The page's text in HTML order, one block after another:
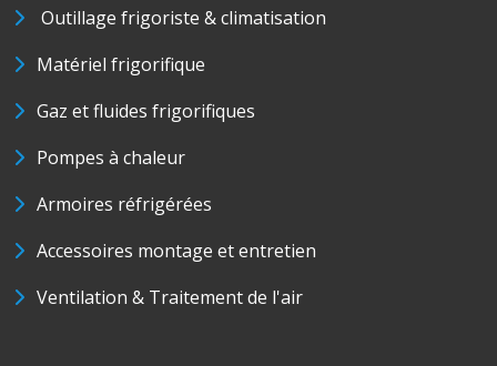
Outillage frigoriste & climatisation
Matériel frigorifique
Gaz et fluides frigorifiques
Pompes à chaleur
Armoires réfrigérées
Accessoires montage et entretien
Ventilation & Traitement de l'air